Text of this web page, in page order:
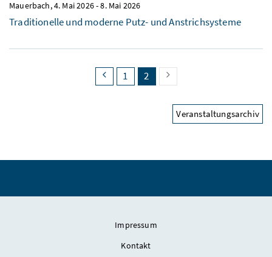
Mauerbach,4. Mai 2026-8. Mai 2026
Traditionelle und moderne Putz- und Anstrichsysteme
search.pagingback
search.page
1 search.page
2(search.pagecurrent)
Veranstaltungsarchiv
Impressum
Kontakt